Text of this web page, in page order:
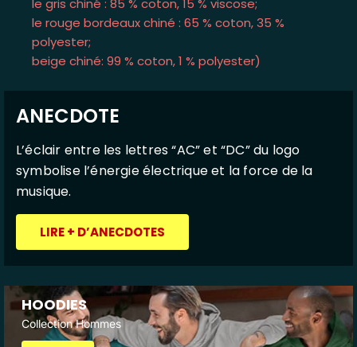
le gris chiné : 85 % coton, 15 % viscose;
le rouge bordeaux chiné : 65 % coton, 35 %
polyester;
beige chiné: 99 % coton, 1 % polyester)
ANECDOTE
L’éclair entre les lettres “AC” et “DC” du logo
symbolise l’énergie électrique et la force de la
musique.
LIRE + D’ANECDOTES
HOODIES
Collection Hommes